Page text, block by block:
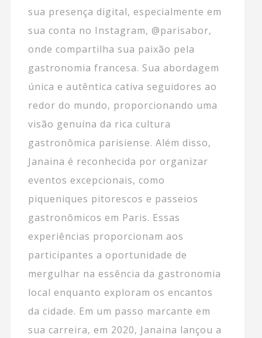
sua presença digital, especialmente em
sua conta no Instagram, @parisabor,
onde compartilha sua paixão pela
gastronomia francesa. Sua abordagem
única e autêntica cativa seguidores ao
redor do mundo, proporcionando uma
visão genuína da rica cultura
gastronômica parisiense. Além disso,
Janaina é reconhecida por organizar
eventos excepcionais, como
piqueniques pitorescos e passeios
gastronômicos em Paris. Essas
experiências proporcionam aos
participantes a oportunidade de
mergulhar na essência da gastronomia
local enquanto exploram os encantos
da cidade. Em um passo marcante em
sua carreira, em 2020, Janaina lançou a